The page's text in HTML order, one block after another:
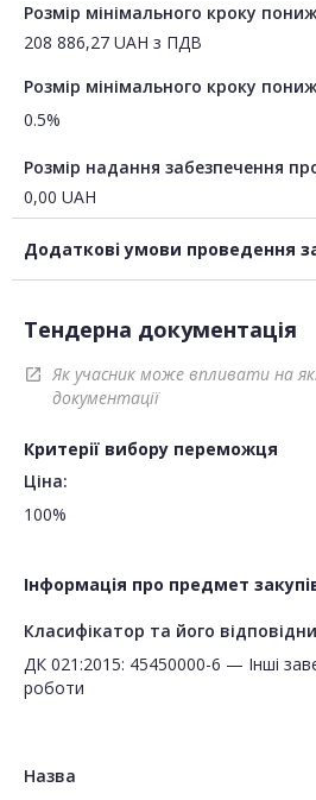
Розмір мінімального кроку
208 886,27 UAH з ПДВ
Розмір мінімального кроку
0.5%
Розмір надання забезпечення
0,00 UAH
Додаткові умови проведення
Тендерна документація
open_in_new
Як учасник може впливати на
документації
Критерії вибору переможця
Ціна:
100%
Інформація про предмет
Класифікатор та його
ДК 021:2015: 45450000-6 — Інші
роботи
Назва